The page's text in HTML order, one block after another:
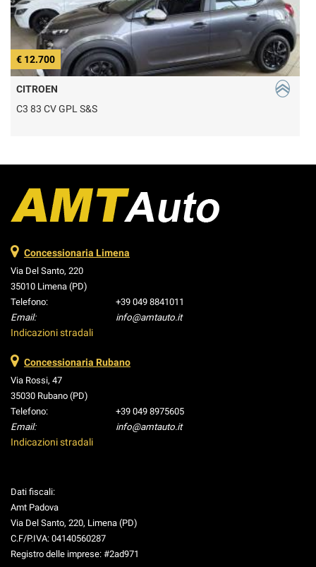
€ 12.700
CITROEN
C3 83 CV GPL S&S
Concessionaria Limena
Via Del Santo, 220
35010 Limena (PD)
Telefono:
+39 049 8841011
Email:
info@amtauto.it
Indicazioni stradali
Concessionaria Rubano
Via Rossi, 47
35030 Rubano (PD)
Telefono:
+39 049 8975605
Email:
info@amtauto.it
Indicazioni stradali
Dati fiscali:
Amt Padova
Via Del Santo, 220, Limena (PD)
C.F/P.IVA: 04140560287
Registro delle imprese: #2ad971